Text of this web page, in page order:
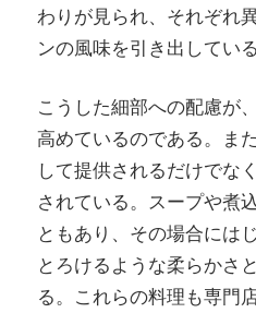
わりが見られ、それぞれ
ンの風味を引き出している
こうした細部への配慮が
高めているのである。ま
して提供されるだけでな
されている。スープや煮
ともあり、その場合には
とろけるような柔らかさ
る。これらの料理も専門